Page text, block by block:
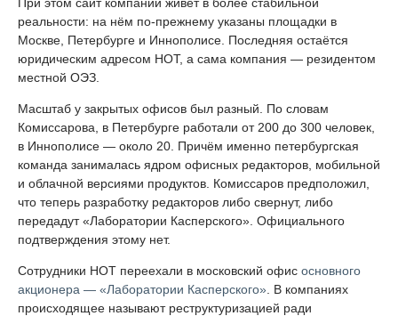
реальности: на нём по-прежнему указаны площадки в
Москве, Петербурге и Иннополисе. Последняя остаётся
юридическим адресом НОТ, а сама компания — резидентом
местной ОЭЗ.
Масштаб у закрытых офисов был разный. По словам
Комиссарова, в Петербурге работали от 200 до 300 человек,
в Иннополисе — около 20. Причём именно петербургская
команда занималась ядром офисных редакторов, мобильной
и облачной версиями продуктов. Комиссаров предположил,
что теперь разработку редакторов либо свернут, либо
передадут «Лаборатории Касперского». Официального
подтверждения этому нет.
Сотрудники НОТ переехали в московский офис основного
акционера — «Лаборатории Касперского» . В компаниях
происходящее называют реструктуризацией ради